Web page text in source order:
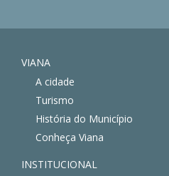
VIANA
A cidade
Turismo
História do Município
Conheça Viana
INSTITUCIONAL